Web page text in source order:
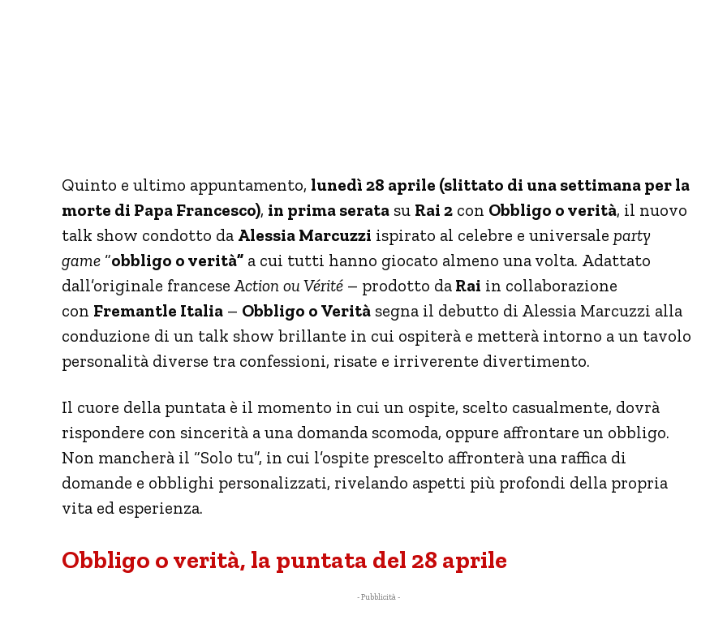
Quinto e ultimo appuntamento, lunedì 28 aprile (slittato di una settimana per la
morte di Papa Francesco), in prima serata su Rai 2 con Obbligo o verità, il nuovo
talk show condotto da Alessia Marcuzzi ispirato al celebre e universale party
game “obbligo o verità” a cui tutti hanno giocato almeno una volta. Adattato
dall’originale franceseAction ou Vérité – prodotto da Rai in collaborazione
con Fremantle Italia – Obbligo o Verità segna il debutto di Alessia Marcuzzi alla
conduzione di un talk show brillante in cui ospiterà e metterà intorno a un tavolo
personalità diverse tra confessioni, risate e irriverente divertimento.
Il cuore della puntata è il momento in cui un ospite, scelto casualmente, dovrà
rispondere con sincerità a una domanda scomoda, oppure affrontare un obbligo.
Non mancherà il “Solo tu”, in cui l’ospite prescelto affronterà una raffica di
domande e obblighi personalizzati, rivelando aspetti più profondi della propria
vita ed esperienza.
Obbligo o verità, la puntata del 28 aprile
- Pubblicità -